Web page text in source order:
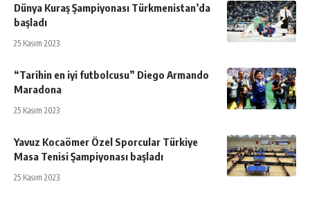
Dünya Kuraş Şampiyonası Türkmenistan’da
başladı
25 Kasım 2023
“Tarihin en iyi futbolcusu” Diego Armando
Maradona
25 Kasım 2023
Yavuz Kocaömer Özel Sporcular Türkiye
Masa Tenisi Şampiyonası başladı
25 Kasım 2023